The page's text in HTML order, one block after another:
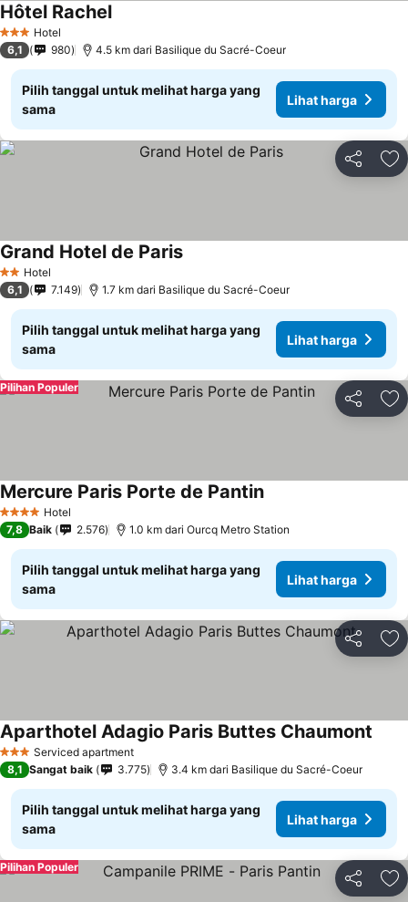
3 BintangHotel
Hôtel RachelLihat harga
6,1 980 4.5 km dari Basilique du Sacré-Coeur
Pilih tanggal untuk melihat harga yang
sama
Lihat harga
Bagikan
2 Bintang
Hotel
Grand Hotel de ParisLihat harga
6,1 7.149 1.7 km dari Basilique du Sacré-Coeur
Pilih tanggal untuk melihat harga yang
sama
Lihat harga
Bagikan
Pilihan Populer
4 BintangHotel
Mercure Paris Porte de PantinLihat harga
7,8 Baik 2.576 1.0 km dari Ourcq Metro Station
Pilih tanggal untuk melihat harga yang
sama
Lihat harga
Bagikan
3 BintangServiced apartment
Aparthotel Adagio Paris Buttes Chaumont
8,1 Sangat baik 3.775 3.4 km dari Basilique du Sacré-Coeur
Pilih tanggal untuk melihat harga yang
sama
Lihat harga
Bagikan
Pilihan Populer